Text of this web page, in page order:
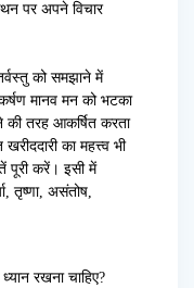
पर अपने विचार
को समझाने में
मानव मन को भटका
तरह आकर्षित करता
का महत्त्व भी
पूरी करें। इसी में
तृष्णा, असंतोष,
रखना चाहिए?